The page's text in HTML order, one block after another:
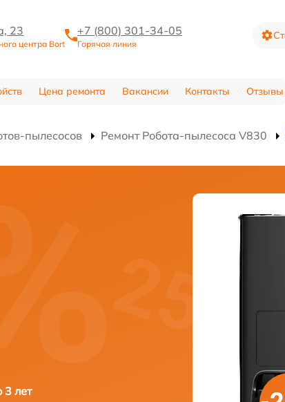
23
центра Bort
+7 (800) 301-34-05
Горячая линия
Цена ремонта Вакансии Контакты Отзывы
пылесосов Ремонт Робота-пылесоса V830
3 лет